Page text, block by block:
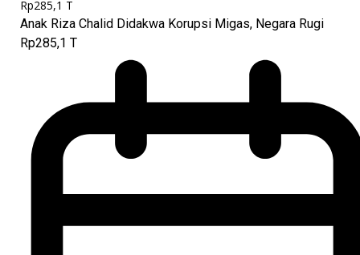
Anak Riza Chalid Didakwa Korupsi Migas, Negara Rugi
Rp285,1 T